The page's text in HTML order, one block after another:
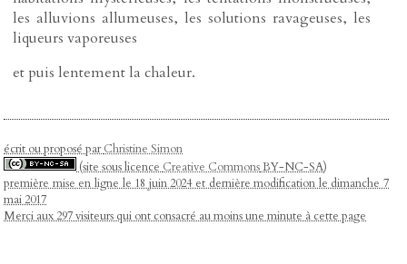
les alluvions allumeuses, les solutions ravageuses, les
liqueurs vaporeuses
et puis lentement la chaleur.
écrit ou proposé parChristine Simon
(site sous licence Creative CommonsBY-NC-SA)
première mise en ligne le 18 juin 2024 et dernière modification le dimanche 7
mai 2017
Merci aux 297 visiteurs qui ont consacré au moins une minute à cette page